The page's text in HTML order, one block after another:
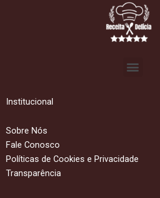
Menu
Institucional
Sobre Nós
Fale Conosco
Políticas de Cookies e Privacidade
Transparência